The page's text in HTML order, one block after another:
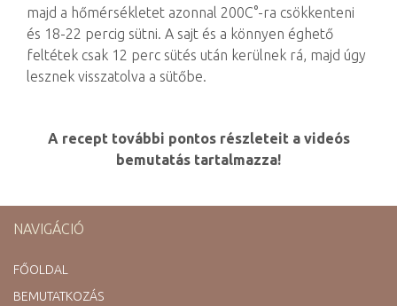
majd a hőmérsékletet azonnal 200C°-ra csökkenteni
és 18-22 percig sütni. A sajt és a könnyen éghető
feltétek csak 12 perc sütés után kerülnek rá, majd úgy
lesznek visszatolva a sütőbe.
A recept további pontos részleteit a videós
bemutatás tartalmazza!
NAVIGÁCIÓ
FŐOLDAL
BEMUTATKOZÁS